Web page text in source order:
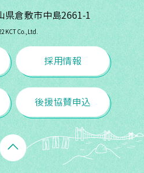
県倉敷市中島2661-1
KCT Co.,Ltd.
採用情報
後援協賛申込